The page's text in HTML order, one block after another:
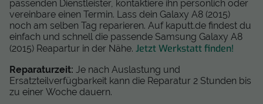
passenden Dienstleister, kontaktiere ihn persönlich oder
vereinbare einen Termin. Lass dein Galaxy A8 (2015)
noch am selben Tag reparieren. Auf kaputt.de findest du
einfach und schnell die passende Samsung Galaxy A8
(2015) Reapartur in der Nähe. Jetzt Werkstatt finden!
Reparaturzeit: Je nach Auslastung und
Ersatzteilverfügbarkeit kann die Reparatur 2 Stunden bis
zu einer Woche dauern.